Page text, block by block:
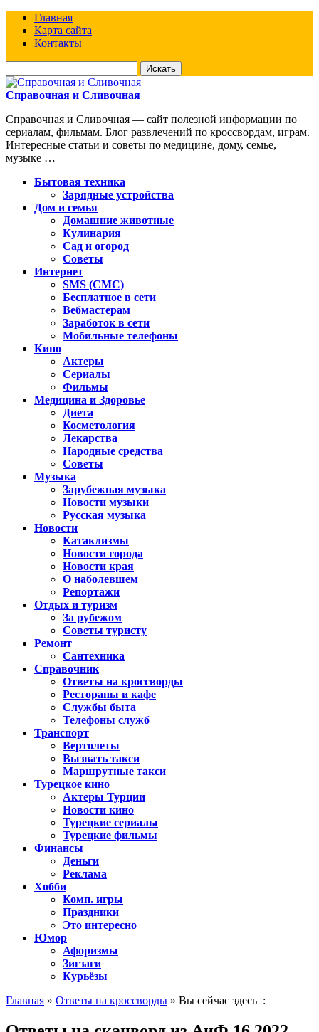
Главная
Карта сайта
Контакты
для:
Справочная и Сливочная
Справочная и Сливочная — сайт полезной информации по
сериалам, фильмам. Блог развлечений по кроссвордам, играм.
Интересные статьи и советы по медицине, дому, семье,
музыке …
Бытовая техника
Зарядные устройства
Дом и семья
Домашние животные
Кулинария
Сад и огород
Советы
Интернет
SMS (СМС)
Бесплатное в сети
Вебмастерам
Заработок в сети
Мобильные телефоны
Кино
Актеры
Сериалы
Фильмы
Медицина и Здоровье
Диета
Косметология
Лекарства
Народные средства
Советы
Музыка
Зарубежная музыка
Новости музыки
Русская музыка
Новости
Катаклизмы
Новости города
Новости края
О наболевшем
Репортажи
Отдых и туризм
За рубежом
Советы туристу
Ремонт
Сантехника
Справочник
Ответы на кроссворды
Рестораны и кафе
Службы быта
Телефоны служб
Транспорт
Вертолеты
Вызвать такси
Маршрутные такси
Турецкое кино
Актеры Турции
Новости кино
Турецкие сериалы
Турецкие фильмы
Финансы
Деньги
Реклама
Хобби
Комп. игры
Праздники
Это интересно
Юмор
Афоризмы
Зигзаги
Курьёзы
Главная » Ответы на кроссворды » Вы сейчас здесь :